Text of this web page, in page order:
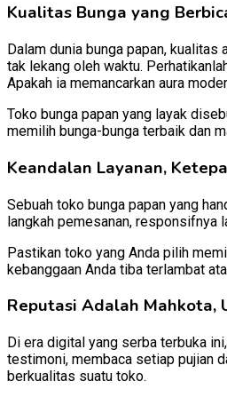
Kualitas Bunga yang
Dalam dunia bunga papan,
tak lekang oleh waktu.
Apakah ia memancarkan aura
Toko bunga papan yang layak
memilih bunga-bunga terbaik dan
Keandalan Layanan,
Sebuah toko bunga papan yang
langkah pemesanan, responsifnya
Pastikan toko yang Anda pilih
kebanggaan Anda tiba terlambat
Reputasi Adalah Mahkota,
Di era digital yang serba terbuka
testimoni, membaca setiap pujian
berkualitas suatu toko.